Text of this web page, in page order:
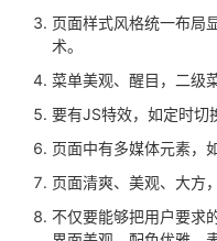
页面样式风格统一布局
术。
菜单美观、醒目，二级
要有JS特效，如定时切
页面中有多媒体元素，
页面清爽、美观、大方
不仅要能够把用户要求